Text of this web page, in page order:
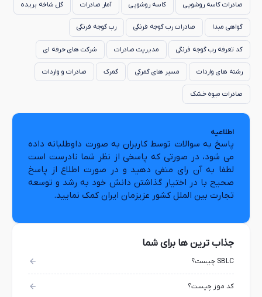
صادرات کاسه روشویی کاسه روشویی آمار صادرات گل شاخه بریده
گواهی مبدا صادرات رب گوجه فرنگی رب گوجه فرنگی
کد تعرفه رب گوجه فرنگی مدیریت صادرات شرکت های حرفه ای
رشته های واردات مسیر های گمرکی گمرک صادرات و واردات
صادرات میوه خشک
اطلاعیه
پاسخ به سوالات توسط کاربران به صورت داوطلبانه داده
می شود، در صورتی که پاسخی از نظر شما نادرست است
لطفا به آن رای منفی دهید و در صورت اطلاع از پاسخ
صحیح با در اختیار گذاشتن دانش خود به رشد و توسعه
تجارت بین الملل کشور عزیزمان ایران کمک نمایید.
جذاب ترین ها برای شما
SBLC چیست؟
کد موز چیست؟